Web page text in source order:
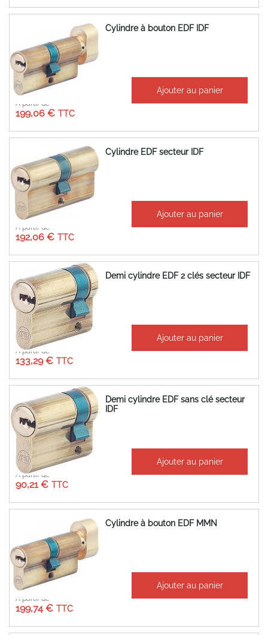
Cylindre à bouton EDF IDF
À partir de
199,06 €
Ajouter au panier
Cylindre EDF secteur IDF
À partir de
192,06 €
Ajouter au panier
Demi cylindre EDF 2 clés secteur IDF
À partir de
133,29 €
Ajouter au panier
Demi cylindre EDF sans clé secteur
IDF
À partir de
90,21 €
Ajouter au panier
Cylindre à bouton EDF MMN
À partir de
199,74 €
Ajouter au panier